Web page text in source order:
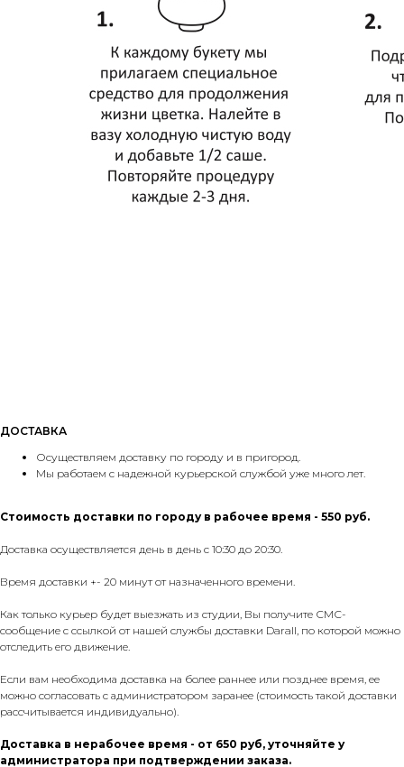
ДОСТАВКА
Осуществляем доставку по городу и в пригород.
Мы работаем с надежной курьерской службой уже много лет.
Стоимость доставки по городу в рабочее время - 550 руб.
Доставка осуществляется день в день с 10:30 до 20:30.
Время доставки +- 20 минут от назначенного времени.
Как только курьер будет выезжать из студии, Вы получите СМС-
сообщение с ссылкой от нашей службы доставки Darall, по которой можно
отследить его движение.
Если вам необходима доставка на более раннее или позднее время, ее
можно согласовать с администратором заранее (стоимость такой доставки
рассчитывается индивидуально).
Доставка в нерабочее время - от 650 руб, уточняйте у
администратора при подтверждении заказа.